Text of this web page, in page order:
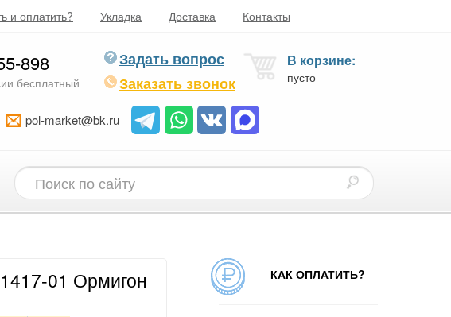
и оплатить? Укладка Доставка Контакты
898
бесплатный
Задать вопрос
Заказать звонок
В корзине:
пусто
pol-market@bk.ru
01 Ормигон КАК ОПЛАТИТЬ?